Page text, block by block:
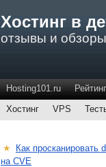
Хостинг в
отзывы и
Hosting101.ru Рейтинг
Хостинг
VPS
★ Как просканировать
на CVE